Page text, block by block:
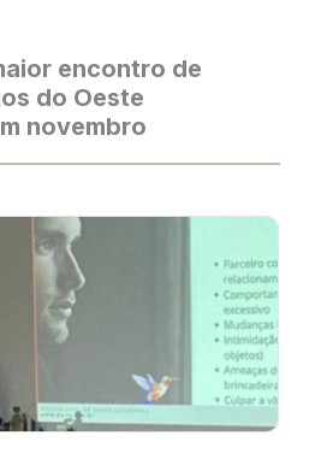
encontro de
do Oeste
novembro